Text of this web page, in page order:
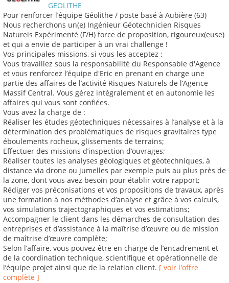
GEOLITHE
Pour renforcer l’équipe Géolithe / poste basé à Aubière (63)
Nous recherchons un(e) Ingénieur Géotechnicien Risques
Naturels Expérimenté (F/H) force de proposition, rigoureux(euse)
et qui a envie de participer à un vrai challenge !
Vos principales missions, si vous les acceptez :
Vous travaillez sous la responsabilité du Responsable d'Agence
et vous renforcez l’équipe d'Eric en prenant en charge une
partie des affaires de l’activité Risques Naturels de l’Agence
Massif Central. Vous gérez intégralement et en autonomie les
affaires qui vous sont confiées.
Vous avez la charge de :
Réaliser les études géotechniques nécessaires à l’analyse et à la
détermination des problématiques de risques gravitaires type
éboulements rocheux, glissements de terrains;
Effectuer des missions d’inspection d’ouvrages;
Réaliser toutes les analyses géologiques et géotechniques, à
distance via drone ou jumelles par exemple puis au plus près de
la zone, dont vous avez besoin pour établir votre rapport;
Rédiger vos préconisations et vos propositions de travaux, après
une formation à nos méthodes d’analyse et grâce à vos calculs,
vos simulations trajectographiques et vos estimations;
Accompagner le client dans les démarches de consultation des
entreprises et d’assistance à la maîtrise d’œuvre ou de mission
de maîtrise d’œuvre complète;
Selon l’affaire, vous pouvez être en charge de l’encadrement et
de la coordination technique, scientifique et opérationnelle de
l’équipe projet ainsi que de la relation client. [ voir l'offre
complète ]